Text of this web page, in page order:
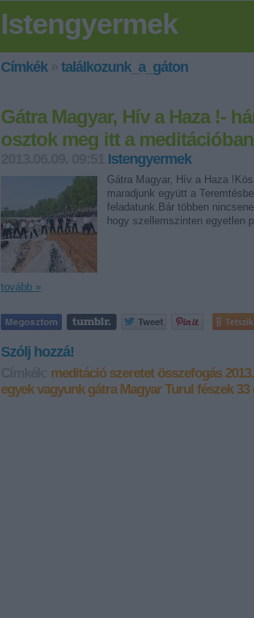
Istengyermek
Címkék» találkozunk_a_gáton
Gátra Magyar, Hív a Haza !-
osztok meg itt a
Istengyermek
Gátra Magyar, Hív a Haza
maradjunk együtt a
feladatunk.Bár többen
hogy szellemszinten egyetlen
tovább »
Tetszik
Szólj hozzá!
meditáció szeretet összefogás
egyek vagyunk gátra Magyar Turul fészek 33